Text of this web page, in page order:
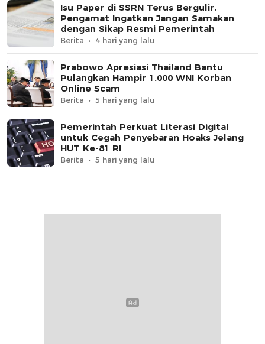
Isu Paper di SSRN Terus Bergulir,
Pengamat Ingatkan Jangan Samakan
dengan Sikap Resmi Pemerintah
Berita 4 hari yang lalu
Prabowo Apresiasi Thailand Bantu
Pulangkan Hampir 1.000 WNI Korban
Online Scam
Berita 5 hari yang lalu
Pemerintah Perkuat Literasi Digital
untuk Cegah Penyebaran Hoaks Jelang
HUT Ke-81 RI
Berita 5 hari yang lalu